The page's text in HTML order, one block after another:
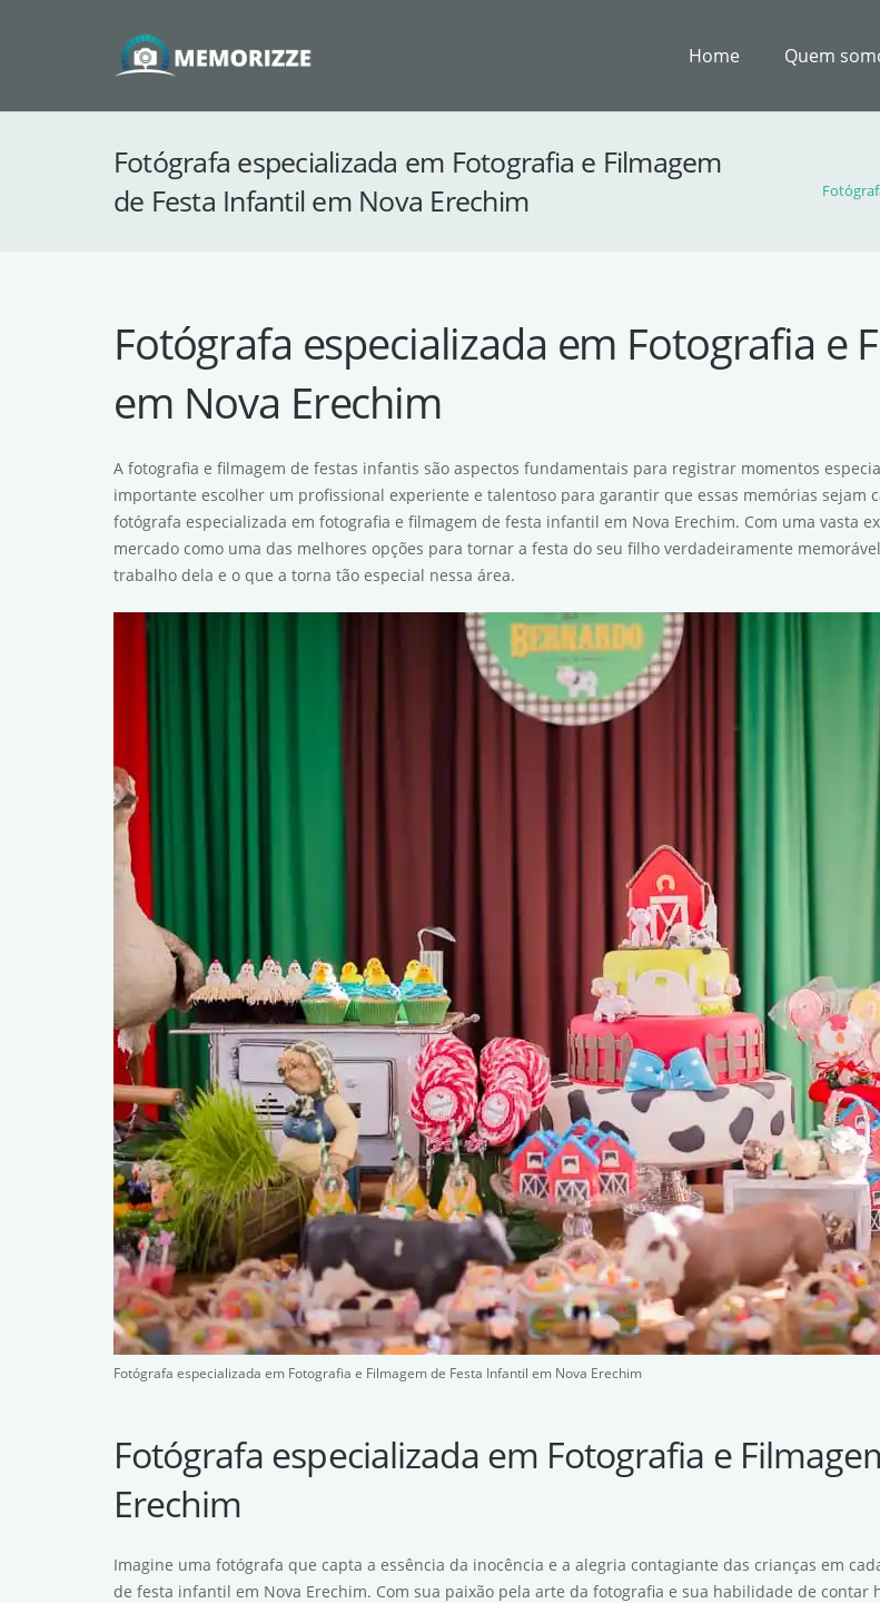
Home Quem
Fotógrafa especializada em Fotografia e Filmagem
de Festa Infantil em Nova Erechim
Fotógrafa especializada em Fotografia e
em Nova Erechim
A fotografia e filmagem de festas infantis são aspectos fundamentais para registrar momentos
importante escolher um profissional experiente e talentoso para garantir que essas memórias
fotógrafa especializada em fotografia e filmagem de festa infantil em Nova Erechim. Com uma vasta
mercado como uma das melhores opções para tornar a festa do seu filho verdadeiramente
trabalho dela e o que a torna tão especial nessa área.
Fotógrafa especializada em Fotografia e Filmagem de Festa Infantil em Nova Erechim
Fotógrafa especializada em Fotografia e
Erechim
Imagine uma fotógrafa que capta a essência da inocência e a alegria contagiante das crianças em
de festa infantil em Nova Erechim. Com sua paixão pela arte da fotografia e sua habilidade de